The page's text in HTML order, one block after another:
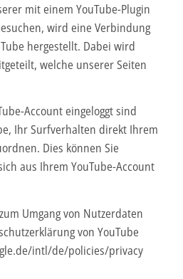
mit einem YouTube-Plugin
wird eine Verbindung
hergestellt. Dabei wird
welche unserer Seiten
Account eingeloggt sind
Ihr Surfverhalten direkt Ihrem
Dies können Sie
aus Ihrem YouTube-Account
Umgang von Nutzerdaten
von YouTube
intl/de/policies/privacy